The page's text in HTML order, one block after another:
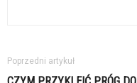
Poprzedni artykuł